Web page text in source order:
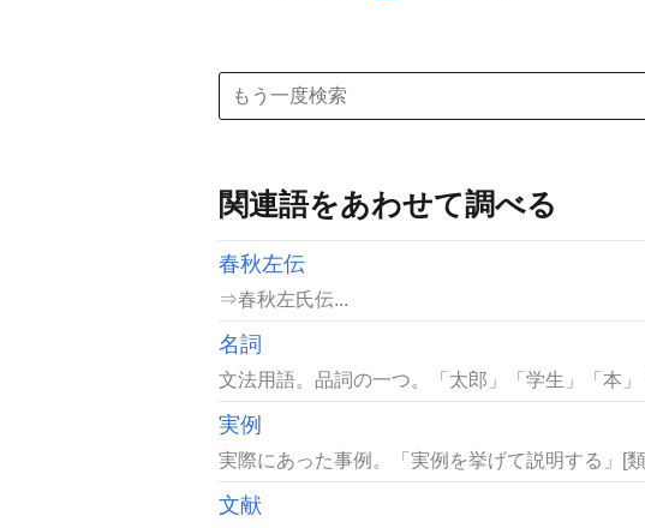
関連語をあわせて調べる
春秋左伝
⇒春秋左氏伝...
名詞
文法用語。品詞の一つ。「太郎」「学生」「本
実例
実際にあった事例。「実例を挙げて説明する」[
文献